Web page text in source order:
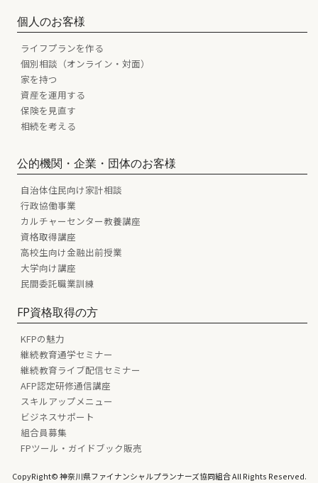
個人のお客様
ライフプランを作る
個別相談（オンライン・対面）
家を持つ
資産を運用する
保険を見直す
相続を考える
公的機関・企業・団体のお客様
自治体住民向け家計相談
行政協働事業
カルチャーセンター教養講座
資格取得講座
高校生向け金融出前授業
大学向け講座
民間委託職業訓練
FP資格取得の方
KFPの魅力
継続教育通学セミナー
継続教育ライブ配信セミナー
AFP認定研修通信講座
スキルアップメニュー
ビジネスサポート
組合員募集
FPツール・ガイドブック販売
CopyRight© 神奈川県ファイナンシャルプランナーズ協同組合 All Rights Reserved.